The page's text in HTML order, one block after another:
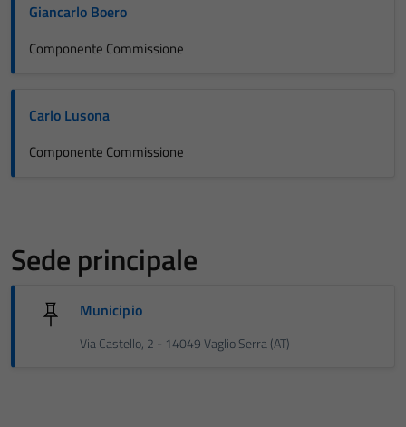
Giancarlo Boero
Componente Commissione
Carlo Lusona
Componente Commissione
Sede principale
Municipio
Via Castello, 2 - 14049 Vaglio Serra (AT)